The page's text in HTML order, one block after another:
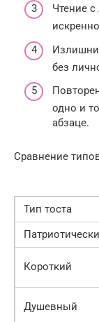
Чтение с
без
одно и
абзаце.
Сравнение
Тип тоста
Короткий
Душевный